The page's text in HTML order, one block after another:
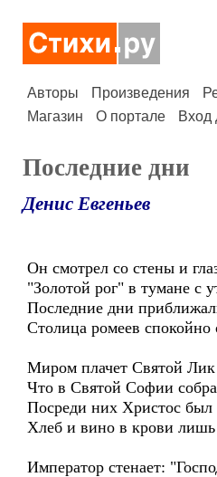
Авторы Произведения
Магазин
О портале Вход
Последние дни
Денис Евгеньев
Он смотрел со стены и
"Золотой рог" в тумане с
Последние дни
Столица ромеев спокойно
Миром плачет Святой
Что в Святой Софии
Посреди них Христос был
Хлеб и вино в крови лишь
Император стенает: